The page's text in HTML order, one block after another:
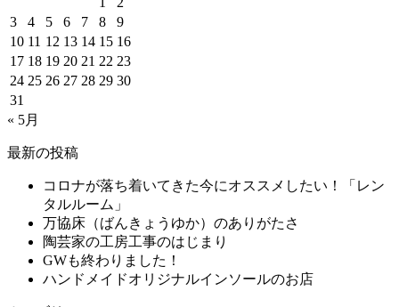
3
4 5 6 7 8
9
10 11 12 13 14 15 16
17 18 19 20 21 22 23
24 25 26 27 28 29 30
31
« 5月
最新の投稿
コロナが落ち着いてきた今にオススメしたい！「レン
タルルーム」
万協床（ばんきょうゆか）のありがたさ
陶芸家の工房工事のはじまり
GWも終わりました！
ハンドメイドオリジナルインソールのお店